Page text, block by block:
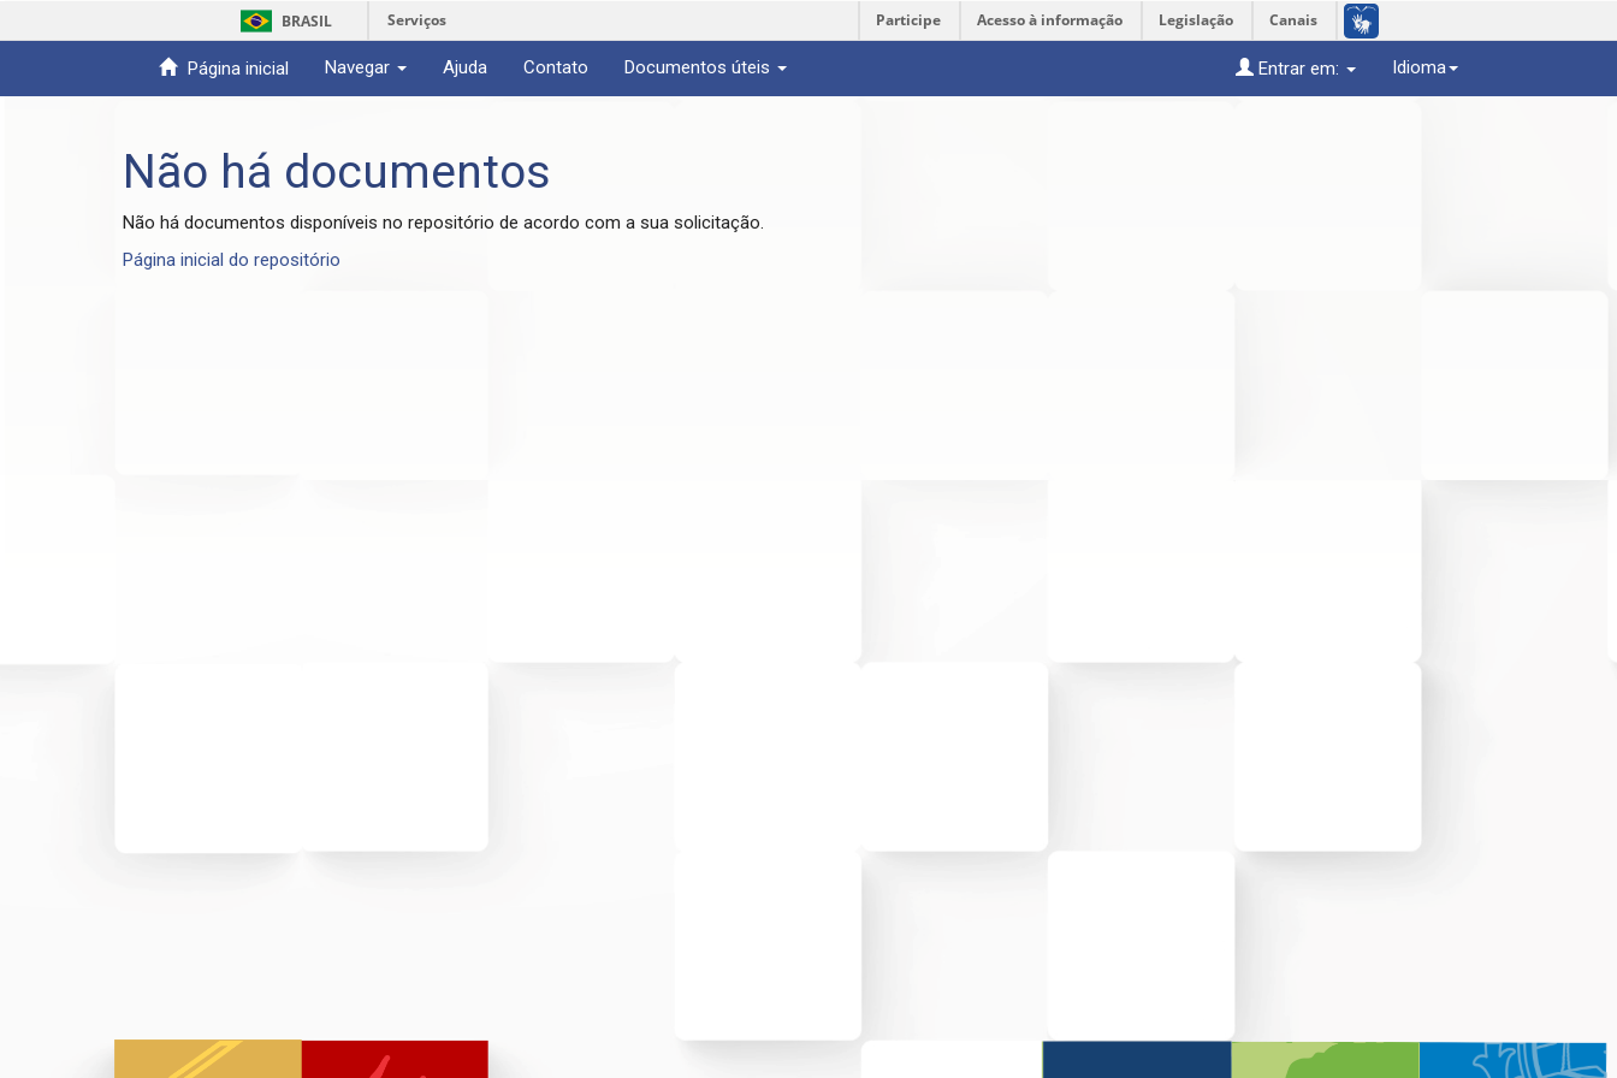
BRASIL Serviços Participe Acesso à informação Legislação Canais
Página inicial Navegar Ajuda Contato Documentos úteis Idioma
Entrar em:
Não há documentos
Não há documentos disponíveis no repositório de acordo com a sua solicitação.
Página inicial do repositório